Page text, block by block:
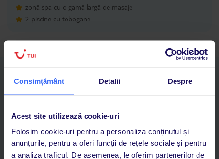
Consimțământ Detalii Despre
Acest site utilizează cookie-uri
Folosim cookie-uri pentru a personaliza conținutul și
anunțurile, pentru a oferi funcții de rețele sociale și pentru
a analiza traficul. De asemenea, le oferim partenerilor de
zonă spa cu o gamă largă de masaje
2 piscine cu tobogane
Cauți rapid vacanțe și hoteluri din toată lumea
Adaugi la favorite vacanțele care îți plac și revii oricând la ele
singură aplicație
Asistență 24/7 prin chat, pe toată durata vacanței